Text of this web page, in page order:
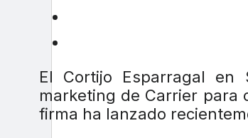
El Cortijo Esparragal
marketing de Carrier para
firma ha lanzado